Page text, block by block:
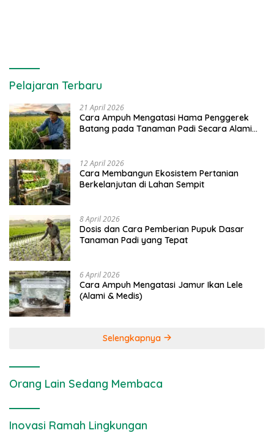
Pelajaran Terbaru
21 April 2026
Cara Ampuh Mengatasi Hama Penggerek
Batang pada Tanaman Padi Secara Alami
12 April 2026
Cara Membangun Ekosistem Pertanian
Berkelanjutan di Lahan Sempit
8 April 2026
Dosis dan Cara Pemberian Pupuk Dasar
Tanaman Padi yang Tepat
6 April 2026
Cara Ampuh Mengatasi Jamur Ikan Lele
(Alami & Medis)
Selengkapnya
Orang Lain Sedang Membaca
Inovasi Ramah Lingkungan